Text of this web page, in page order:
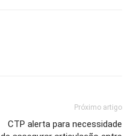
Próximo artigo
CTP alerta para necessidade